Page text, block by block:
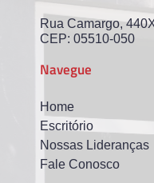
Rua Camargo,
CEP: 05510-050
Navegue
Home
Escritório
Nossas Lideranças
Fale Conosco